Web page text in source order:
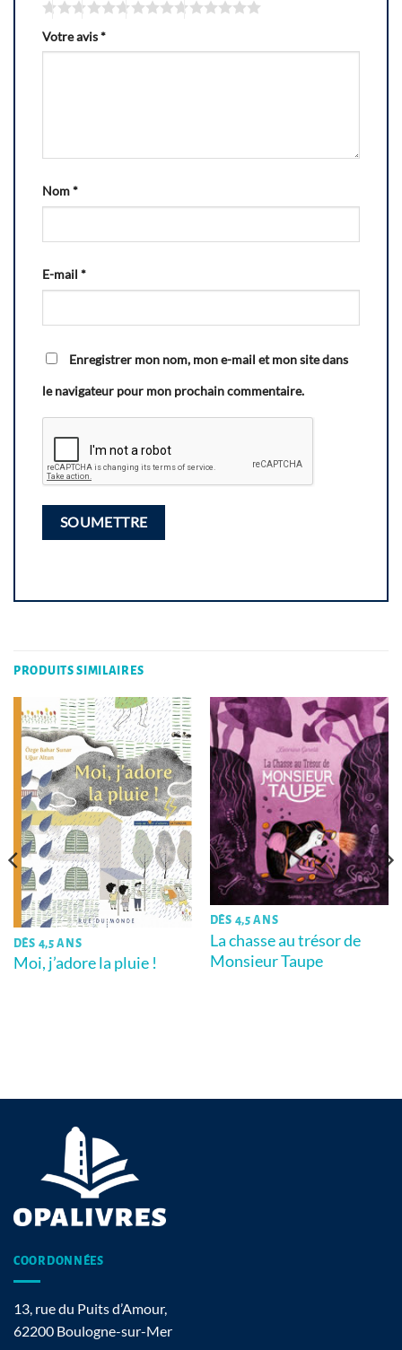
Votre avis*
Nom*
E-mail *
Enregistrer mon nom, mon e-mail et mon site dans
le navigateur pour mon prochain commentaire.
PRODUITS SIMILAIRES
DÈS 4,5 ANS
Moi, j’adore la pluie !
DÈS 4,5 ANS
La chasse au trésor de
Monsieur Taupe
COORDONNÉES
13, rue du Puits d’Amour,
62200 Boulogne-sur-Mer